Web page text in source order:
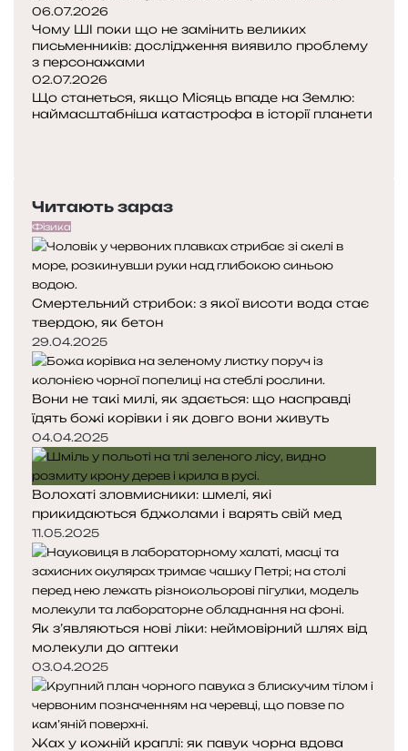
с
у
ч
а
с
н
у
ц
і
06.07.2026
Чому ШІ поки що не замінить великих
письменників: дослідження виявило проблему
з персонажами
02.07.2026
Що станеться, якщо Місяць впаде на Землю:
наймасштабніша катастрофа в історії планети
р
е
д
н
я
с
т
о
р
і
н
к
а
т
у
п
н
а
с
т
о
р
і
н
к
а
Читають зараз
Фізика
Смертельний стрибок: з якої висоти вода стає
твердою, як бетон
29.04.2025
Вони не такі милі, як здається: що насправді
їдять божі корівки і як довго вони живуть
04.04.2025
Волохаті зловмисники: шмелі, які
прикидаються бджолами і варять свій мед
11.05.2025
Як з’являються нові ліки: неймовірний шлях від
молекули до аптеки
03.04.2025
Жах у кожній краплі: як павук чорна вдова